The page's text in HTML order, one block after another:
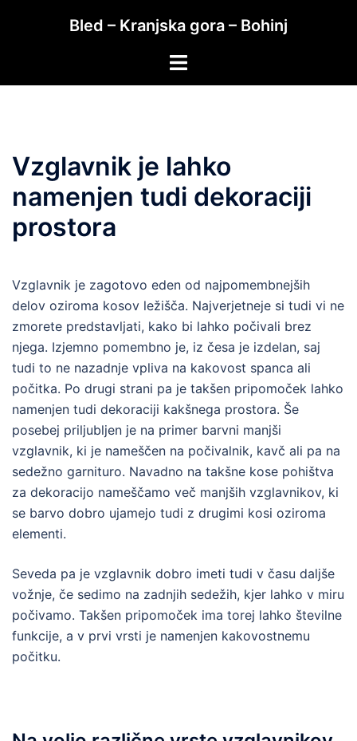
Bled – Kranjska gora – Bohinj
Toggle
Vzglavnik je lahko
namenjen tudi dekoraciji
prostora
Vzglavnik je zagotovo eden od najpomembnejših
delov oziroma kosov ležišča. Najverjetneje si tudi vi ne
zmorete predstavljati, kako bi lahko počivali brez
njega. Izjemno pomembno je, iz česa je izdelan, saj
tudi to ne nazadnje vpliva na kakovost spanca ali
počitka. Po drugi strani pa je takšen pripomoček lahko
namenjen tudi dekoraciji kakšnega prostora. Še
posebej priljubljen je na primer barvni manjši
vzglavnik, ki je nameščen na počivalnik, kavč ali pa na
sedežno garnituro. Navadno na takšne kose pohištva
za dekoracijo nameščamo več manjših vzglavnikov, ki
se barvo dobro ujamejo tudi z drugimi kosi oziroma
elementi.
Seveda pa je vzglavnik dobro imeti tudi v času daljše
vožnje, če sedimo na zadnjih sedežih, kjer lahko v miru
počivamo. Takšen pripomoček ima torej lahko številne
funkcije, a v prvi vrsti je namenjen kakovostnemu
počitku.